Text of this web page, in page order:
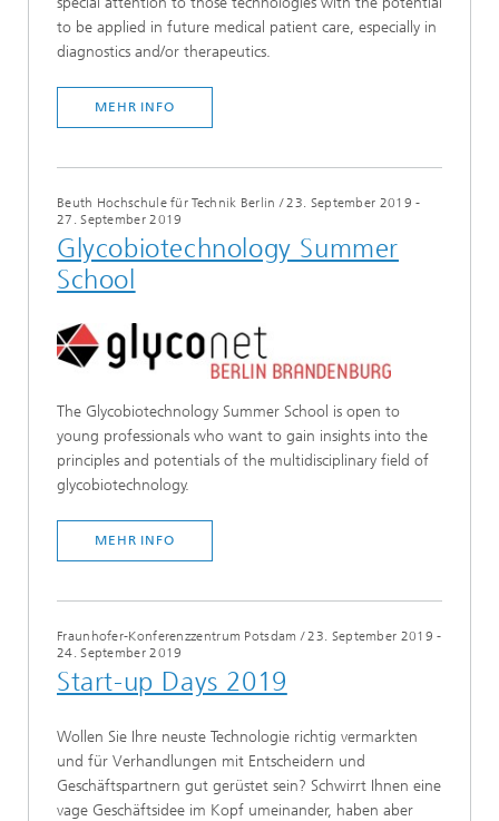
to be applied in future medical patient care, especially in
diagnostics and/or therapeutics.
MEHR INFO
Beuth Hochschule für Technik Berlin /23. September 2019 -
27. September 2019
Glycobiotechnology Summer
School
The Glycobiotechnology Summer School is open to
young professionals who want to gain insights into the
principles and potentials of the multidisciplinary field of
glycobiotechnology.
MEHR INFO
Fraunhofer-Konferenzzentrum Potsdam / 23. September 2019 -
24. September 2019
Start-up Days 2019
Wollen Sie Ihre neuste Technologie richtig vermarkten
und für Verhandlungen mit Entscheidern und
Geschäftspartnern gut gerüstet sein? Schwirrt Ihnen eine
vage Geschäftsidee im Kopf umeinander, haben aber